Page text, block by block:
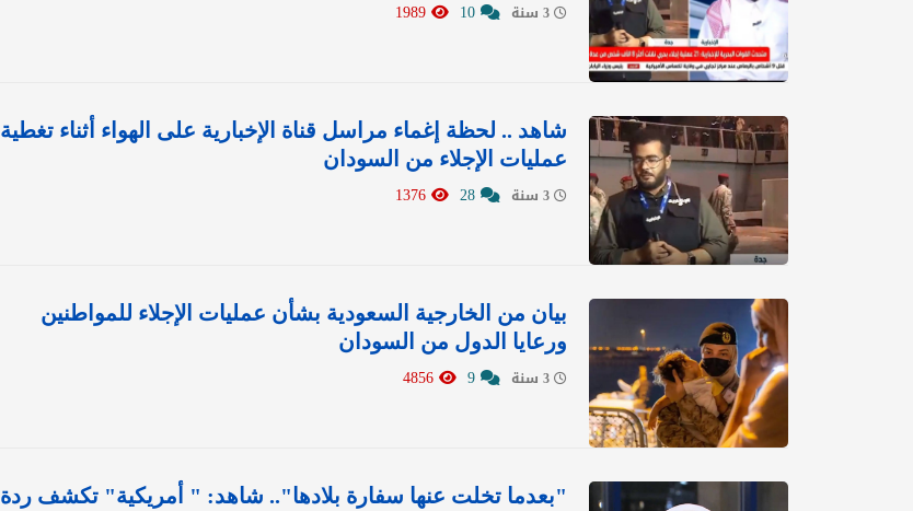
شاهد .. لحظة إغماء مراسل قناة الإخبارية على الهواء أثناء تغطية
عمليات الإجلاء من السودان
بيان من الخارجية السعودية بشأن عمليات الإجلاء للمواطنين
ورعايا الدول من السودان
"بعدما تخلت عنها سفارة بلادها".. شاهد: " أمريكية" تكشف ردة